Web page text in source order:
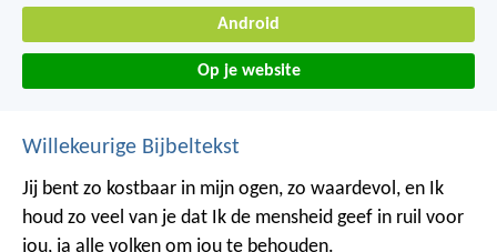
Android
Op je website
Willekeurige Bijbeltekst
Jij bent zo kostbaar in mijn ogen, zo waardevol, en Ik
houd zo veel van je dat Ik de mensheid geef in ruil voor
jou, ja alle volken om jou te behouden.